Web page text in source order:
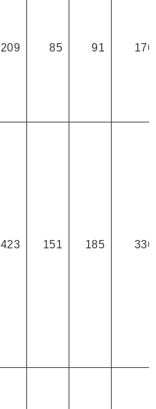
209 85 91 176
423 151 185 336